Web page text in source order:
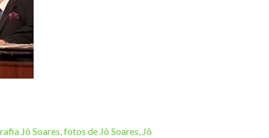
Jô Soares,fotos de Jô Soares, Jô